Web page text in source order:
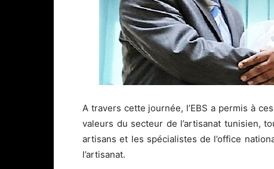
A travers cette journée, l’EBS a permis à
valeurs du secteur de l’artisanat tunisien,
artisans et les spécialistes de l’office
l’artisanat.